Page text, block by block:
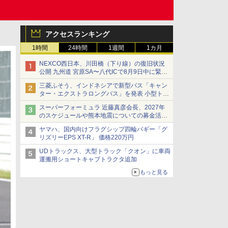
アクセスランキング
1時間 24時間 1週間 1カ月
NEXCO西日本、川田橋（下り線）の復旧状況
公開 九州道 宮原SA〜八代ICで8月9日中に緊急
車両を通行可能に
三菱ふそう、インドネシアで新型バス「キャン
ター・エクストラロングバス」を発表 小型トラ
ックベースの観光・旅客輸送向けバス
スーパーフォーミュラ 近藤真彦会長、2027年
のスケジュールや熊本地震についての募金活動
を紹介
ヤマハ、国内向けフラグシップ四輪バギー「グ
リズリーEPS XT-R」 価格220万円
UDトラックス、大型トラック「クオン」に車両
運搬用ショートキャブトラクタ追加
もっと見る